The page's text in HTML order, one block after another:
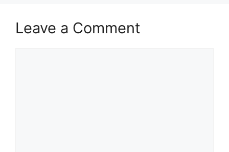
Leave a Comment